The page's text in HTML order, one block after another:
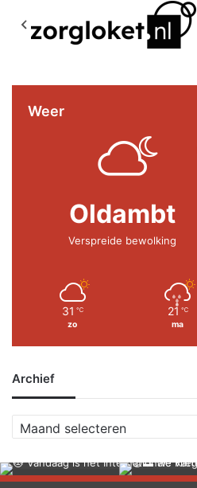
Weer
Oldambt
Verspreide bewolking
31 ℃
zo
21 ℃
ma
Archief
r
h